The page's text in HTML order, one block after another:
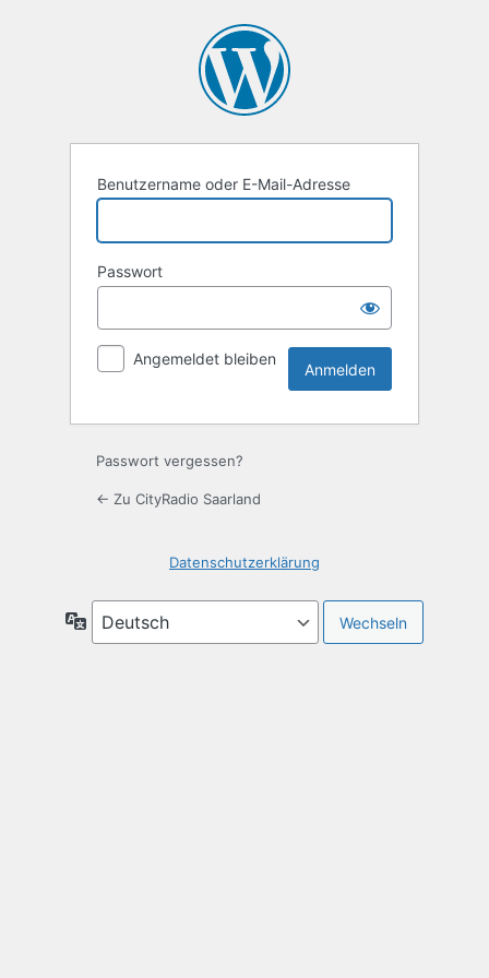
Benutzername oder E-Mail-Adresse
Passwort
Angemeldet bleiben
Passwort vergessen?
← Zu CityRadio Saarland
Datenschutzerklärung
Sprache